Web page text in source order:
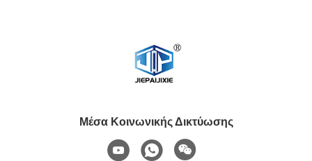
Μέσα Κοινωνικής Δικτύωσης